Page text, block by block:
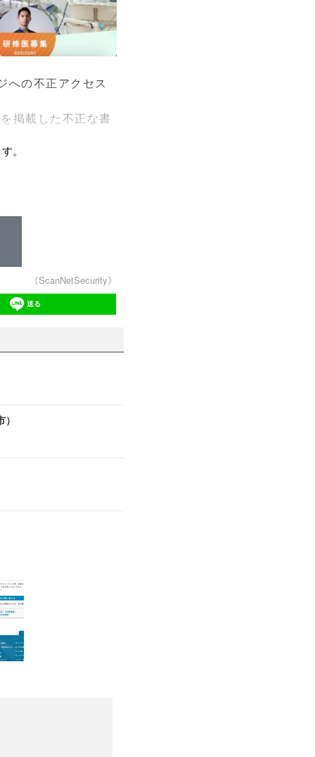
への不正アクセス
掲載した不正な書
。
《ScanNetSecurity》
送る